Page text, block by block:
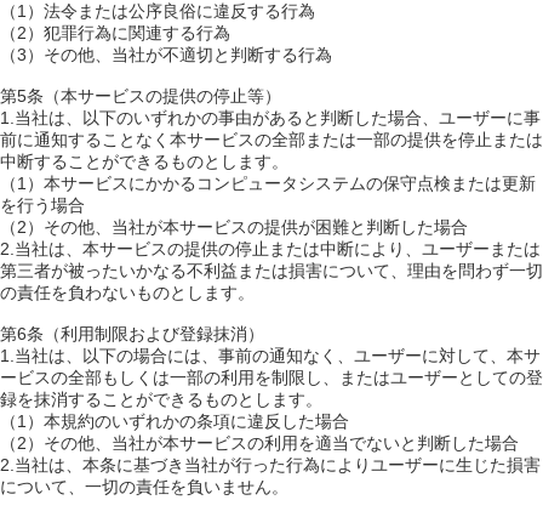
（1）法令または公序良俗に違反する行為
（2）犯罪行為に関連する行為
（3）その他、当社が不適切と判断する行為
第5条（本サービスの提供の停止等）
1.当社は、以下のいずれかの事由があると判断した場合、ユーザーに事
前に通知することなく本サービスの全部または一部の提供を停止または
中断することができるものとします。
（1）本サービスにかかるコンピュータシステムの保守点検または更新
を行う場合
（2）その他、当社が本サービスの提供が困難と判断した場合
2.当社は、本サービスの提供の停止または中断により、ユーザーまたは
第三者が被ったいかなる不利益または損害について、理由を問わず一切
の責任を負わないものとします。
第6条（利用制限および登録抹消）
1.当社は、以下の場合には、事前の通知なく、ユーザーに対して、本サ
ービスの全部もしくは一部の利用を制限し、またはユーザーとしての登
録を抹消することができるものとします。
（1）本規約のいずれかの条項に違反した場合
（2）その他、当社が本サービスの利用を適当でないと判断した場合
2.当社は、本条に基づき当社が行った行為によりユーザーに生じた損害
について、一切の責任を負いません。